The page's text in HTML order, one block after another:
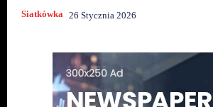
Siatkówka 26 Stycznia 2026